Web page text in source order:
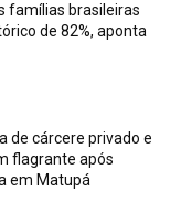
famílias brasileiras
de 82%, aponta
de cárcere privado e
flagrante após
em Matupá